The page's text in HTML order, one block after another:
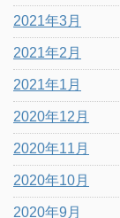
2021年3月
2021年2月
2021年1月
2020年12月
2020年11月
2020年10月
2020年9月